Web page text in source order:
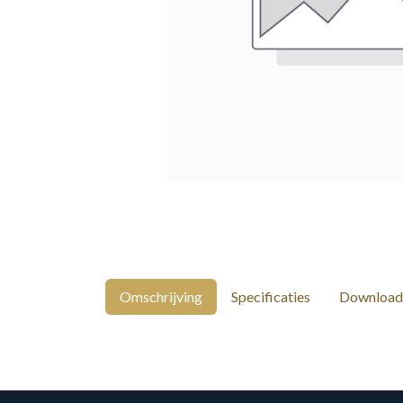
Omschrijving Specificaties